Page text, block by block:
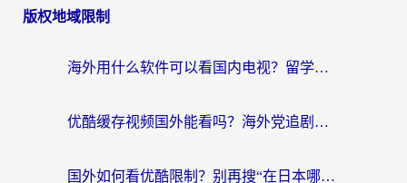
版权地域限制
海外用什么软件可以看国内电视？留学生亲测有效的追剧自由指南
优酷缓存视频国外能看吗？海外党追剧看片的终极解决方案来了
国外如何看优酷限制？别再搜“在日本哪个软件可以看中国电视剧”，这篇教你搞定